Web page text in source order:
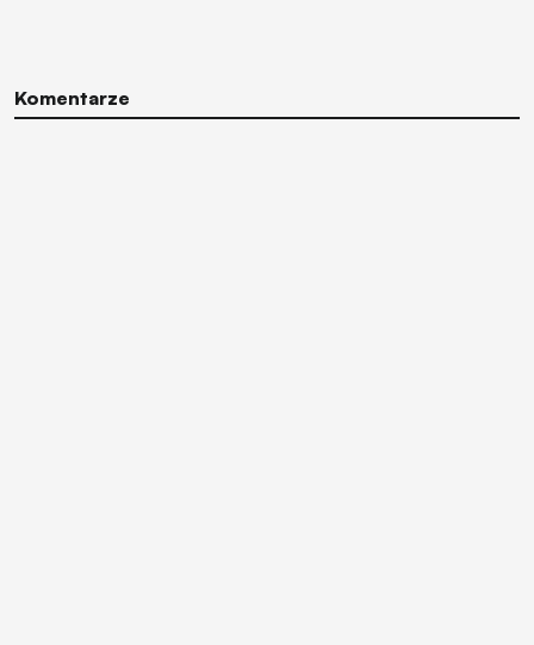
Komentarze